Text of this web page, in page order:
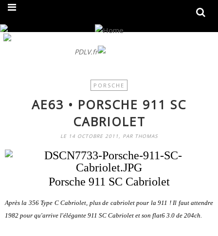
PDLV.fr
PORSCHE
AE63 • PORSCHE 911 SC
CABRIOLET
LE 14 OCTOBRE 2011, PAR THOMAS
Porsche 911 SC Cabriolet
Après la 356 Type C Cabriolet, plus de cabriolet pour la 911 ! Il faut attendre
1982 pour qu'arrive l'élégante 911 SC Cabriolet et son flat6 3.0 de 204ch.